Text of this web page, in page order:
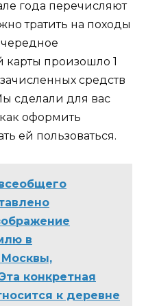
года перечисляют
тратить на походы
произошло 1
средств
сделали для вас
оформить
ей пользоваться.
в
конкретная
к деревне